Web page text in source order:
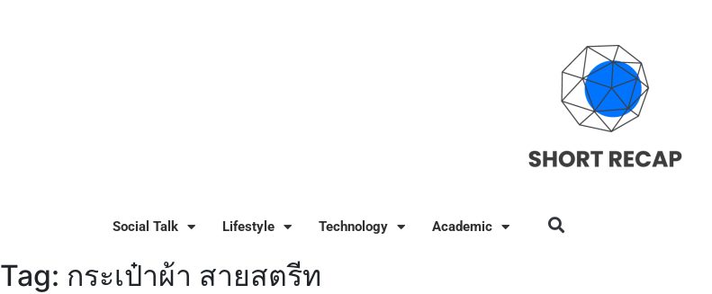
Social Talk Lifestyle Technology Academic
Tag: กระเป๋าผ้า สายสตรีท